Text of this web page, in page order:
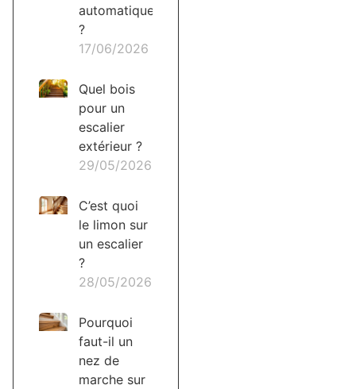
automatique
?
17/06/2026
Quel bois
pour un
escalier
extérieur ?
29/05/2026
C’est quoi
le limon sur
un escalier
?
28/05/2026
Pourquoi
faut-il un
nez de
marche sur